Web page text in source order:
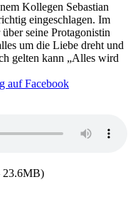
Kollegen Sebastian
eingeschlagen. Im
seine Protagonistin
um die Liebe dreht und
gelten kann „Alles wird
auf Facebook